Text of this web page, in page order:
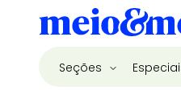
Seções